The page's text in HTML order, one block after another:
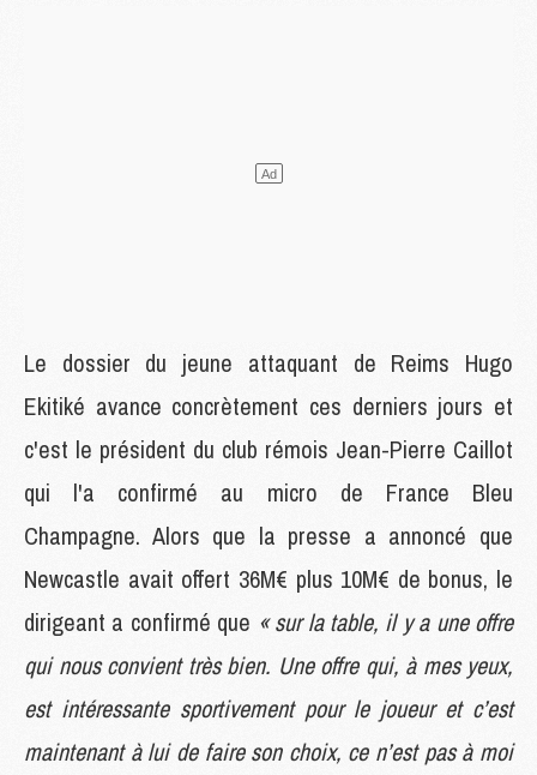
Le dossier du jeune attaquant de Reims Hugo
Ekitiké avance concrètement ces derniers jours et
c'est le président du club rémois Jean-Pierre Caillot
qui l'a confirmé au micro de France Bleu
Champagne. Alors que la presse a annoncé que
Newcastle avait offert 36M€ plus 10M€ de bonus, le
dirigeant a confirmé que « sur la table, il y a une offre
qui nous convient très bien. Une offre qui, à mes yeux,
est intéressante sportivement pour le joueur et c’est
maintenant à lui de faire son choix, ce n’est pas à moi